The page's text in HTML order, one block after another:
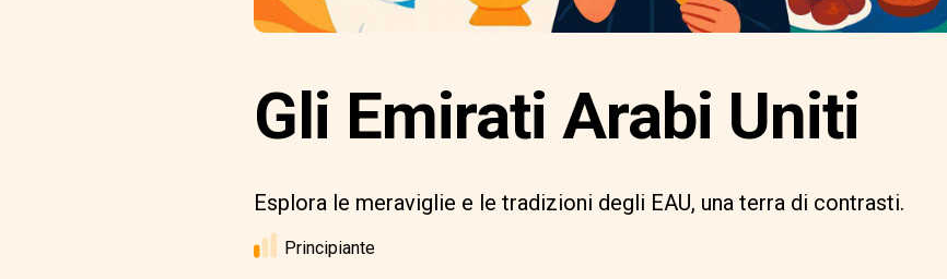
Gli Emirati Arabi Uniti
Esplora le meraviglie e le tradizioni degli EAU, una terra di contrasti.
Principiante